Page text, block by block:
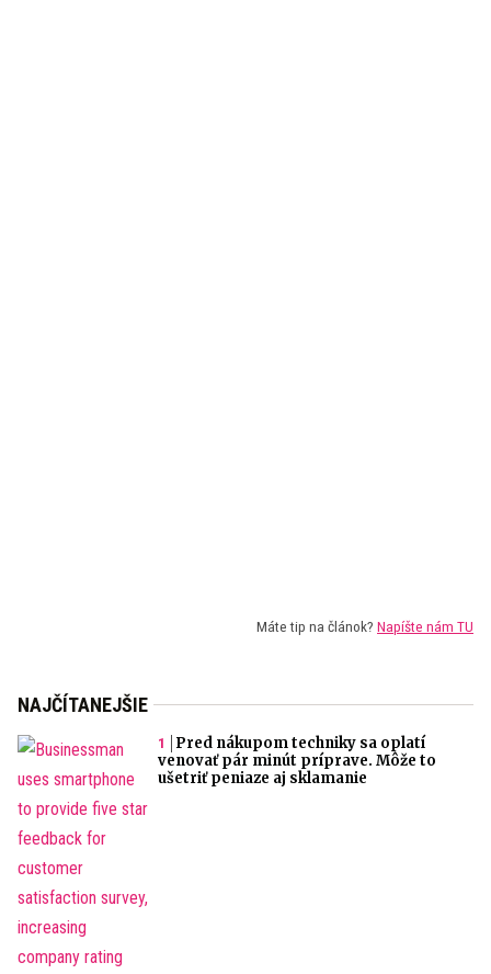
Máte tip na článok? Napíšte nám TU
NAJČÍTANEJŠIE
Pred nákupom techniky sa oplatí
venovať pár minút príprave. Môže to
ušetriť peniaze aj sklamanie